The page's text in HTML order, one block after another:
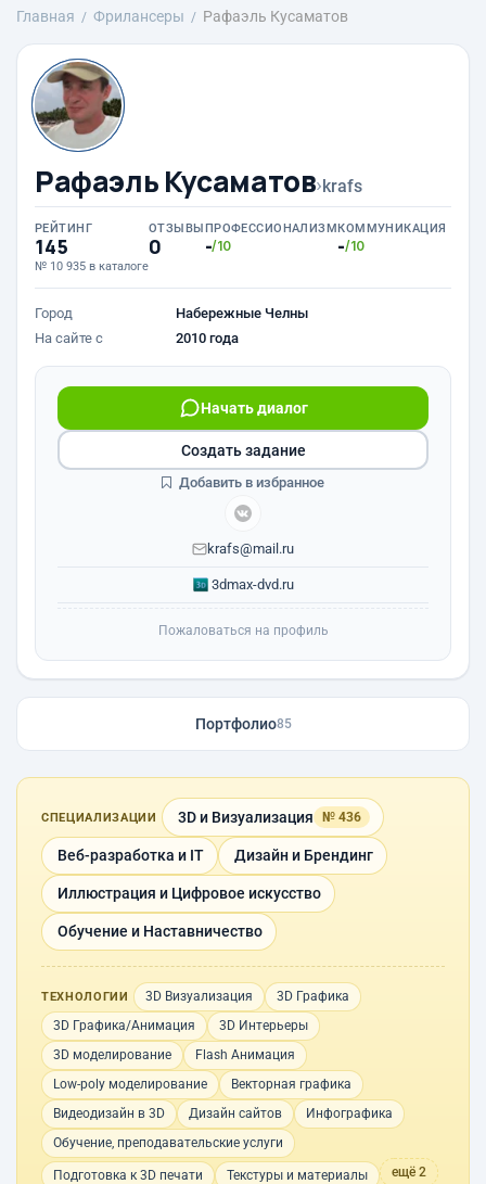
Главная Фрилансеры Рафаэль Кусаматов
Рафаэль Кусаматов›krafs
РЕЙТИНГ
145
№ 10 935 в каталоге
ОТЗЫВЫ
0
ПРОФЕССИОНАЛИЗМ
-/10
КОММУНИКАЦИЯ
-/10
Город
Набережные Челны
На сайте с
2010 года
Начать диалог
krafs@mail.ru
3dmax-dvd.ru
Создать задание
Добавить в избранное
Пожаловаться на профиль
Портфолио85
СПЕЦИАЛИЗАЦИИ 3D и Визуализация № 436
Веб-разработка и IT Дизайн и Брендинг
Иллюстрация и Цифровое искусство
Обучение и Наставничество
ТЕХНОЛОГИИ 3D Визуализация
3D Графика
3D Графика/Анимация
3D Интерьеры
3D моделирование
Flash Анимация
Low-poly моделирование
Векторная графика
Видеодизайн в 3D
Дизайн сайтов
Инфографика
Обучение, преподавательские услуги
Подготовка к 3D печати Текстуры и материалы ещё 2